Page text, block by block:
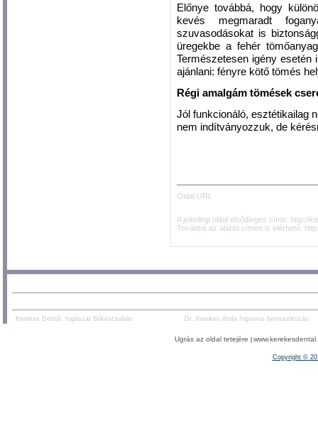
Előnye továbbá, hogy
kevés megmaradt
szuvasodásokat is
üregekbe a fehér
Természetesen igény
ajánlani: fényre kötő tömés
Régi amalgám tömések
Jól funkcionáló, esztétikailag
nem indítványozzuk, de
Oldal URL
A jelenlegi oldal elsődleges címe: http://
Továbbá az alábbi címen is elérhető:
Kerekes Dentál, fogászat Békéscsabán Dr. Kerekes Attila fogorvos bemutatkozás
Ugrás az oldal tetejére
Copyright ©